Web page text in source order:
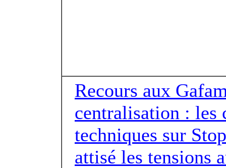
Recours aux
centralisation : les
techniques sur
attisé les tensions